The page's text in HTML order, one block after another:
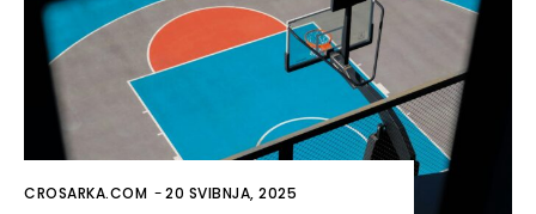
CROSARKA.COM -20 SVIBNJA, 2025